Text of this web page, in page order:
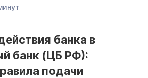
банка в
банк (ЦБ РФ):
подачи